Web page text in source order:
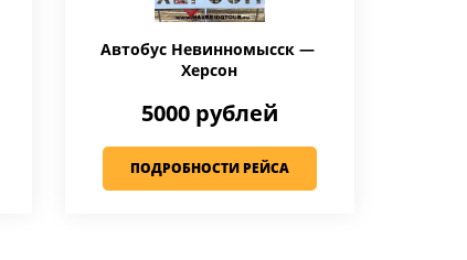
Автобус Невинномысск —
Херсон
5000 рублей
ПОДРОБНОСТИ РЕЙСА